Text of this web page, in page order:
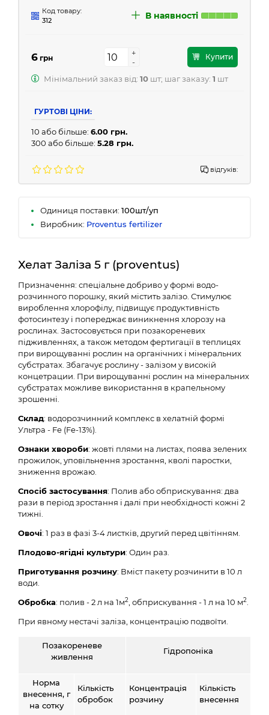
Код товару:
312
В наявності
6 грн
+
-
+
-
Купити
Мінімальний заказ від: 10 шт; шаг заказу: 1 шт
ГУРТОВІ ЦІНИ:
10 або більше: 6.00 грн.
300 або більше: 5.28 грн.
відгуків:
Одиниця поставки: 100шт/уп
Виробник: Proventus fertilizer
Хелат Заліза 5 г (proventus)
Призначення: спеціальне добриво у формі водо-
розчинного порошку, який містить залізо. Стимулює
вироблення хлорофілу, підвищує продуктивність
фотосинтезу і попереджає виникнення хлорозу на
рослинах. Застосовується при позакореневих
підживленнях, а також методом фертигації в теплицях
при вирощуванні рослин на органічних і мінеральних
субстратах. Збагачує рослину - залізом у високій
концетрации. При вирощуванні рослин на мінеральних
субстратах можливе використання в крапельному
зрошенні.
Склад: водорозчинний комплекс в хелатній формі
Ультра - Fe (Fe-13%).
Ознаки хвороби: жовті плями на листах, поява зелених
прожилок, уповільнення зростання, кволі паростки,
зниження врожаю.
Спосіб застосування: Полив або обприскування: два
рази в період зростання і далі при необхідності кожні 2
тижні.
Овочі: 1 раз в фазі 3-4 листків, другий перед цвітінням.
Плодово-ягідні культури: Один раз.
Приготування розчину: Вміст пакету розчинити в 10 л
води.
Обробка: полив - 2 л на 1м2 , обприскування - 1 л на 10 м2
При явному нестачі заліза, концентрацію подвоїти.
Позакореневе
живлення
Гідропоніка
Норма
внесення, г
на сотку
Кількість
обробок
Концентрація
розчину
Кількість
внесення